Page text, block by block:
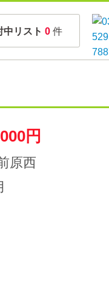
中リスト 0 件
円
原西